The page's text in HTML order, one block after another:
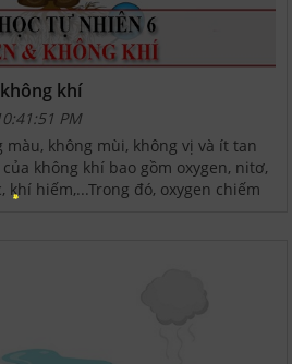
khí
PM
màu, không mùi, không vị và ít tan
không khí bao gồm oxygen, nitơ,
hiếm,...Trong đó, oxygen chiếm